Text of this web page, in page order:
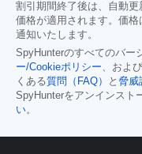
割引期間終了後は、自動
価格が適用されます。価
通知いたします。
SpyHunterのすべてのバー
ー/Cookieポリシー、および
くある質問（FAQ） と 脅威
SpyHunterをアンインスト
い。